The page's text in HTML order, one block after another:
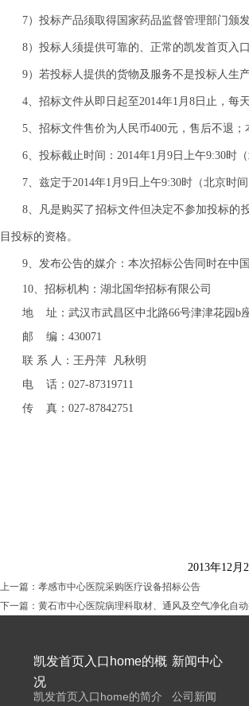
7）投标产品须取得国家药品监督管理部门颁
8）投标人须提供可靠的、正常的凯发首页入
9）若投标人提供的货物及服务不是投标人生
4、招标文件从即日起至2014年1 月 8 日止，每
5、招标文件售价为 人民币400元， 售后不退 ；
6、投标截止时间：2014年1 月 9 日上午9:30时
7、兹定于2014年1 月 9 日上午9:30时（北京时
8、凡是购买了招标文件但决定不参加投标的
目投标的资格。
9、发布公告的媒介：本次招标公告同时在中
10、招标机构：湖北国华招标有限公司
地 址：武汉市武昌区中北路66号津津花园b
邮 编：430071
联 系 人：王丹萍 凡秋明
电 话：027-87319711
传 真：027-87842751
2013年12月
上一篇： 孝感市中心医院采购医疗设备招标公告
下一篇： 黄石市中心医院病理科取材、通风及空气净化自
凯发首页入口home的概
况
凯发首页入口home的简介
新闻中心
公司新闻